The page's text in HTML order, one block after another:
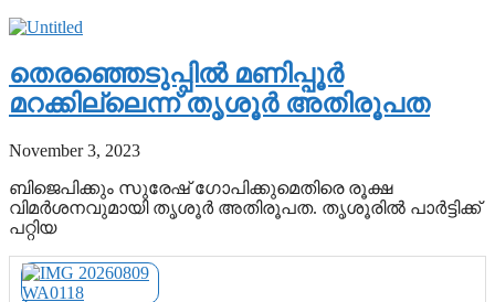
തെരഞ്ഞെടുപ്പില്‍ മണിപ്പൂര്‍
മറക്കില്ലെന്ന് തൃശൂര്‍ അതിരൂപത
November 3, 2023
ബിജെപിക്കും സുരേഷ് ഗോപിക്കുമെതിരെ രൂക്ഷ
വിമര്‍ശനവുമായി തൃശൂര്‍ അതിരൂപത. തൃശൂരില്‍ പാര്‍ട്ടിക്ക്
പറ്റിയ